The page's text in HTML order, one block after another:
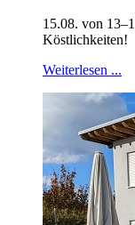
15.08. von
Köstlichkeiten!
Weiterlesen ...